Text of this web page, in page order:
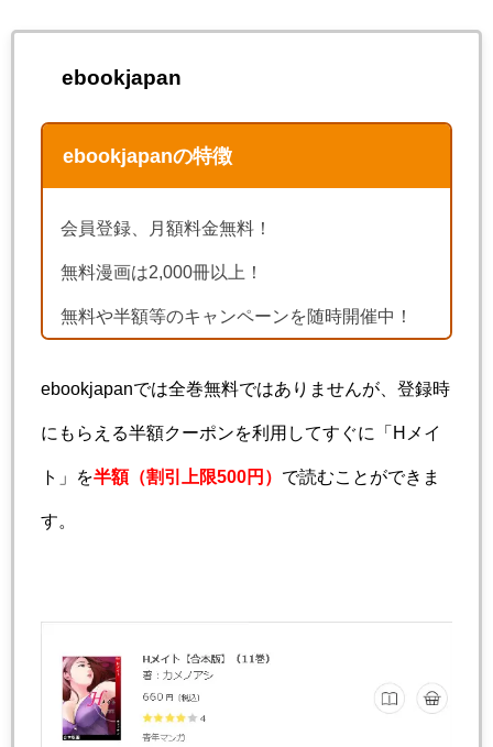
ebookjapan
ebookjapanの特徴
会員登録、月額料金無料！
無料漫画は2,000冊以上！
無料や半額等のキャンペーンを随時開催中！
ebookjapanでは全巻無料ではありませんが、登録時
にもらえる半額クーポンを利用してすぐに「Hメイ
ト」を半額（割引上限500円） で読むことができま
す。